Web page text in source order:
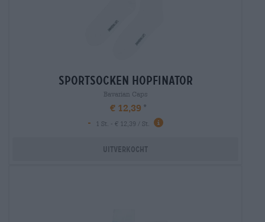
sportsocken hopfinator
Bavarian Caps
€ 12,39
-
1 St. - € 12,39 / St.
Uitverkocht